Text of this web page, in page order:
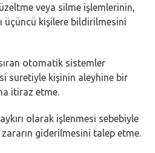
veya silme işlemlerinin,
üçüncü kişilere bildirilmesini
otomatik sistemler
suretiyle kişinin aleyhine bir
itiraz etme.
olarak işlenmesi sebebiyle
giderilmesini talep etme.